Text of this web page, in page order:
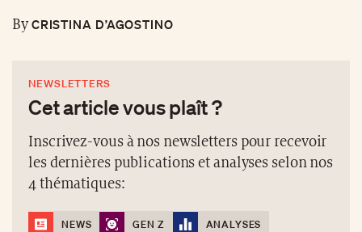
ByCRISTINA D’AGOSTINO
NEWSLETTERS
Cet article vous plaît ?
Inscrivez-vous à nos newsletters pour recevoir
les dernières publications et analyses selon nos
4 thématiques:
NEWS GEN Z
ANALYSES